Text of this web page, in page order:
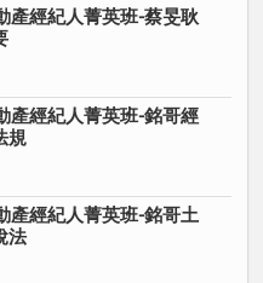
為目標
產經紀人菁英班-蔡旻耿
產經紀人菁英班-銘哥經
規
產經紀人菁英班-銘哥土
法